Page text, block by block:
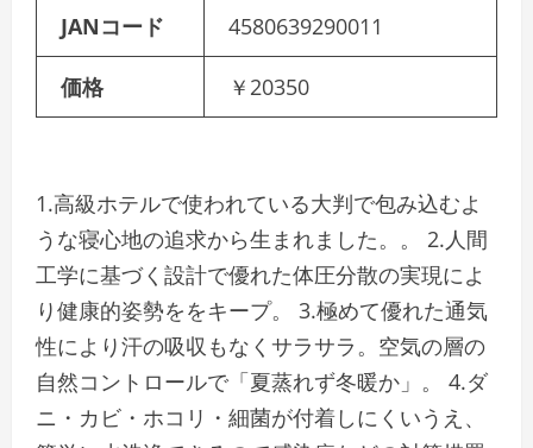
JANコード 4580639290011
価格 ￥20350
1.高級ホテルで使われている大判で包み込むよ
うな寝心地の追求から生まれました。。 2.人間
工学に基づく設計で優れた体圧分散の実現によ
り健康的姿勢ををキープ。 3.極めて優れた通気
性により汗の吸収もなくサラサラ。空気の層の
自然コントロールで「夏蒸れず冬暖か」。 4.ダ
ニ・カビ・ホコリ・細菌が付着しにくいうえ、